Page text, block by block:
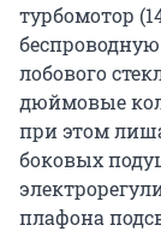
турбомотор
лобового
дюймовые
при этом
боковых
плафона